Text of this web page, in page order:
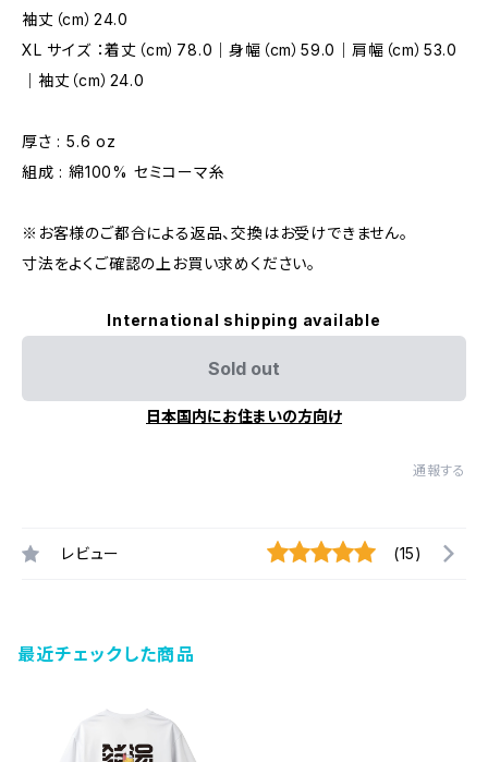
袖丈（cm）24.0
XL サイズ ：着丈（cm）78.0｜身幅（cm）59.0｜肩幅（cm）53.0
｜袖丈（cm）24.0
厚さ : 5.6 oz
組成 : 綿100% セミコーマ糸
※お客様のご都合による返品、交換はお受けできません。
寸法をよくご確認の上お買い求めください。
International shipping available
Sold out
日本国内にお住まいの方向け
通報する
レビュー (15)
最近チェックした商品